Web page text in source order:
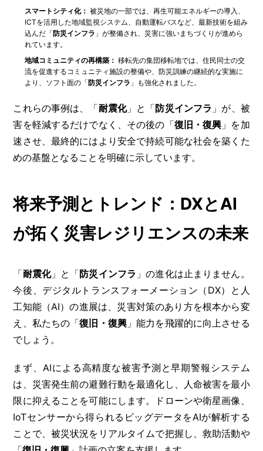
スマートシティ化： 被災地の一部では、再生可能エネルギーの導入、
ICTを活用した地域監視システム、自動運転バスなど、最新技術を組み
込んだ「防災インフラ 」が整備され、災害に強いまちづくりが進めら
れています。
地域コミュニティの再構築： 移転先の集団移転地では、住民同士の交
流を促進するコミュニティ施設の整備や、防災訓練の継続的な実施に
より、ソフト面の「防災インフラ 」も強化されました。
これらの事例は、「耐震化」と「防災インフラ 」が、被
害を軽減するだけでなく、その後の「復旧・復興 」を加
速させ、最終的にはより安全で持続可能な社会を築くた
めの基盤となることを明確に示しています。
将来予測とトレンド：DXとAI
が拓く災害レジリエンスの未来
「耐震化」と「防災インフラ 」の進化は止まりません。
今後、デジタルトランスフォーメーション（DX）と人
工知能（AI）の進展は、災害対策のあり方を根本から変
え、私たちの「復旧・復興 」能力を飛躍的に向上させる
でしょう。
まず、AIによる高精度な被害予測と早期警報システム
は、災害発生前の避難行動を最適化し、人命被害を最小
限に抑えることを可能にします。ドローンや衛星画像、
IoTセンサーから得られるビッグデータをAIが解析する
ことで、被災状況をリアルタイムで把握し、救助活動や